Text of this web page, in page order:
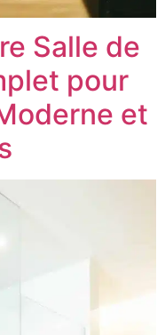
Salle de
pour
et